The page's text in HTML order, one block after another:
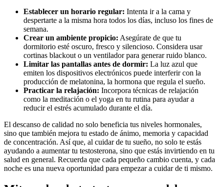
Establecer un horario regular: Intenta ir a la cama y
despertarte a la misma hora todos los días, incluso los fines de
semana.
Crear un ambiente propicio: Asegúrate de que tu
dormitorio esté oscuro, fresco y silencioso. Considera usar
cortinas blackout o un ventilador para generar ruido blanco.
Limitar las pantallas antes de dormir: La luz azul que
emiten los dispositivos electrónicos puede interferir con la
producción de melatonina, la hormona que regula el sueño.
Practicar la relajación: Incorpora técnicas de relajación
como la meditación o el yoga en tu rutina para ayudar a
reducir el estrés acumulado durante el día.
El descanso de calidad no solo beneficia tus niveles hormonales,
sino que también mejora tu estado de ánimo, memoria y capacidad
de concentración. Así que, al cuidar de tu sueño, no solo te estás
ayudando a aumentar tu testosterona, sino que estás invirtiendo en tu
salud en general. Recuerda que cada pequeño cambio cuenta, y cada
noche es una nueva oportunidad para empezar a cuidar de ti mismo.